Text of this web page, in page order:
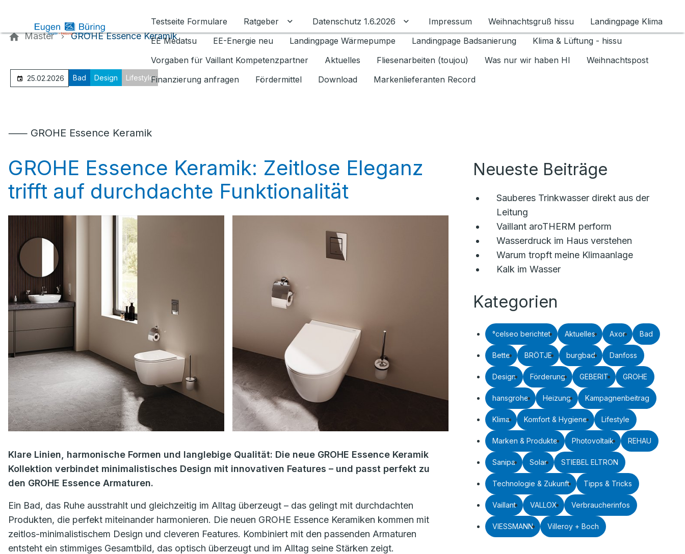
Testseite Formulare
Ratgeber Untermenü für Ratgeber umschalten
Datenschutz 1.6.2026 Untermenü für Datenschutz 1.6.2026 umschalten
Impressum Weihnachtsgruß hissu
Landingpage Klima
EE Medatsu
EE-Energie neu Landingpage Wärmepumpe Landingpage Badsanierung
Klima & Lüftung - hissu
Vorgaben für Vaillant Kompetenzpartner
Aktuelles Fliesenarbeiten (toujou) Was nur wir haben HI
Weihnachtspost
Finanzierung anfragen
Fördermittel Download Markenlieferanten Record
Master GROHE Essence Keramik
25.02.2026 Bad Design Lifestyle
⸺ GROHE Essence Keramik
GROHE Essence Keramik: Zeitlose Eleganz
trifft auf durchdachte Funktionalität
Klare Linien, harmonische Formen und langlebige Qualität: Die neue GROHE Essence Keramik
Kollektion verbindet minimalistisches Design mit innovativen Features – und passt perfekt zu
den GROHE Essence Armaturen.
Ein Bad, das Ruhe ausstrahlt und gleichzeitig im Alltag überzeugt – das gelingt mit durchdachten
Produkten, die perfekt miteinander harmonieren. Die neuen GROHE Essence Keramiken kommen mit
zeitlos-minimalistischem Design und cleveren Features. Kombiniert mit den passenden Armaturen
entsteht ein stimmiges Gesamtbild, das optisch überzeugt und im Alltag seine Stärken zeigt.
Neueste Beiträge
Sauberes Trinkwasser direkt aus der
Leitung
Vaillant aroTHERM perform
Wasserdruck im Haus verstehen
Warum tropft meine Klimaanlage
Kalk im Wasser
Kategorien
°celseo berichtet Aktuelles Axor Bad
Bette BRÖTJE burgbad Danfoss
Design Förderung GEBERIT GROHE
hansgrohe Heizung Kampagnenbeitrag
Klima Komfort & Hygiene Lifestyle
Marken & Produkte Photovoltaik REHAU
Sanipa Solar STIEBEL ELTRON
Technologie & Zukunft Tipps & Tricks
Vaillant VALLOX Verbraucherinfos
VIESSMANN Villeroy + Boch